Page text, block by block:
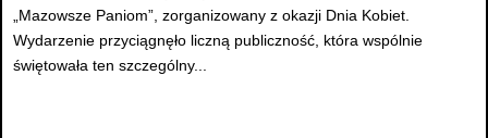
„Mazowsze Paniom”, zorganizowany z okazji Dnia Kobiet.
Wydarzenie przyciągnęło liczną publiczność, która wspólnie
świętowała ten szczególny...